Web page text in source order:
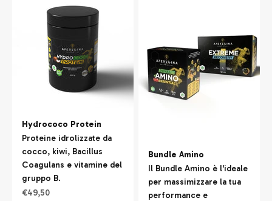
Hydrococo Protein
Proteine idrolizzate da
cocco, kiwi, Bacillus
Coagulans e vitamine del
gruppo B.
Prezzo scontato
€49,50
Bundle Amino
Il Bundle Amino è l'ideale
per massimizzare la tua
performance e